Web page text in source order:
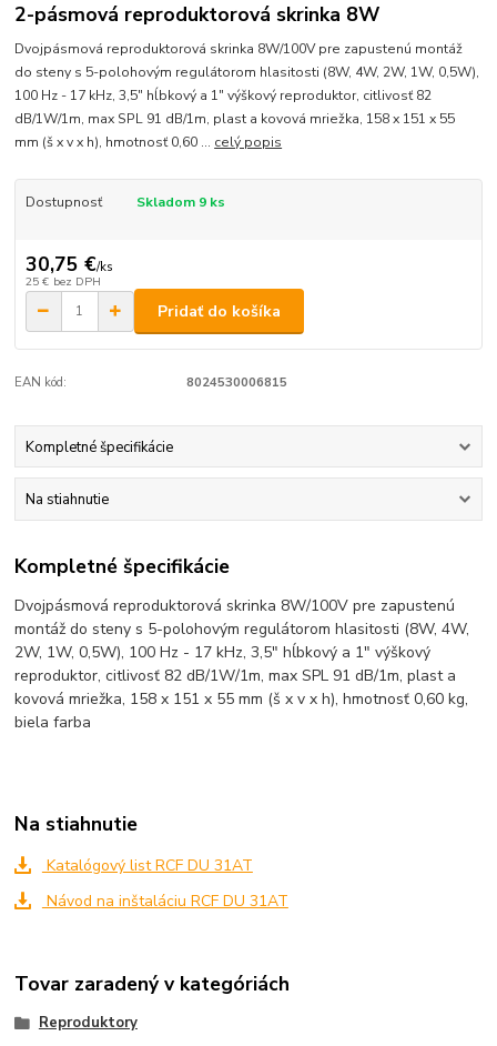
2-pásmová reproduktorová skrinka 8W
Dvojpásmová reproduktorová skrinka 8W/100V pre zapustenú montáž
do steny s 5-polohovým regulátorom hlasitosti (8W, 4W, 2W, 1W, 0,5W),
100 Hz - 17 kHz, 3,5" hĺbkový a 1" výškový reproduktor, citlivosť 82
dB/1W/1m, max SPL 91 dB/1m, plast a kovová mriežka, 158 x 151 x 55
mm (š x v x h), hmotnosť 0,60 ... celý popis
Dostupnosť Skladom 9 ks
30,75 €/ks
25 € bez DPH
Pridať do košíka
EAN kód: 8024530006815
Kompletné špecifikácie
Na stiahnutie
Kompletné špecifikácie
Dvojpásmová reproduktorová skrinka 8W/100V pre zapustenú
montáž do steny s 5-polohovým regulátorom hlasitosti (8W, 4W,
2W, 1W, 0,5W), 100 Hz - 17 kHz, 3,5" hĺbkový a 1" výškový
reproduktor, citlivosť 82 dB/1W/1m, max SPL 91 dB/1m, plast a
kovová mriežka, 158 x 151 x 55 mm (š x v x h), hmotnosť 0,60 kg,
biela farba
Na stiahnutie
Katalógový list RCF DU 31AT
Návod na inštaláciu RCF DU 31AT
Tovar zaradený v kategóriách
Reproduktory